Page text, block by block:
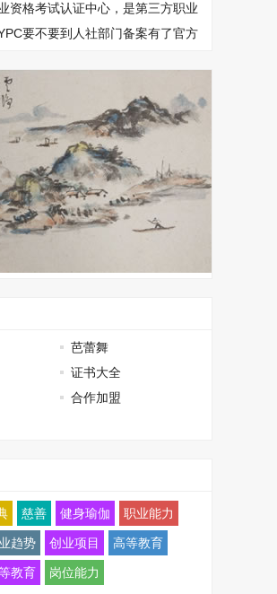
资格考试认证中心，是第三方职业
要不要到人社部门备案有了官方
芭蕾舞
证书大全
合作加盟
慈善 健身瑜伽 职业能力
趋势 创业项目 高等教育
教育 岗位能力